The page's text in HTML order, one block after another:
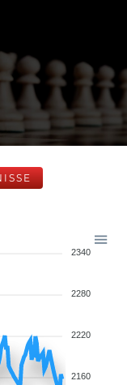
2340
2280
2220
2160